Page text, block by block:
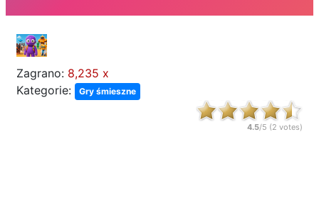
Zagrano: 8,235 x
Kategorie:
Gry śmieszne
4.5/5 (2 votes)